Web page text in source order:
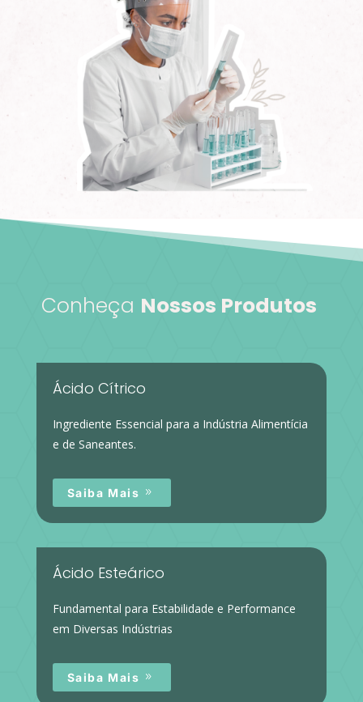
Conheça Nossos Produtos
Ácido Cítrico
Ingrediente Essencial para a Indústria Alimentícia
e de Saneantes.
Saiba Mais
Ácido Esteárico
Fundamental para Estabilidade e Performance
em Diversas Indústrias
Saiba Mais